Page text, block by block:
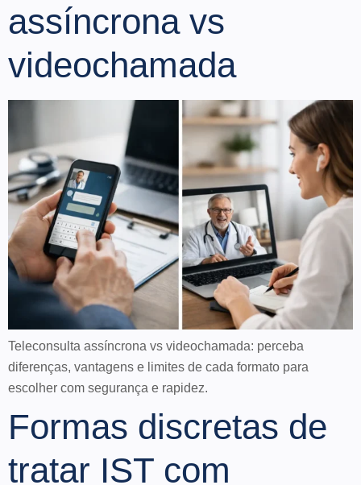
assíncrona vs
videochamada
Teleconsulta assíncrona vs videochamada: perceba
diferenças, vantagens e limites de cada formato para
escolher com segurança e rapidez.
Formas discretas de
tratar IST com